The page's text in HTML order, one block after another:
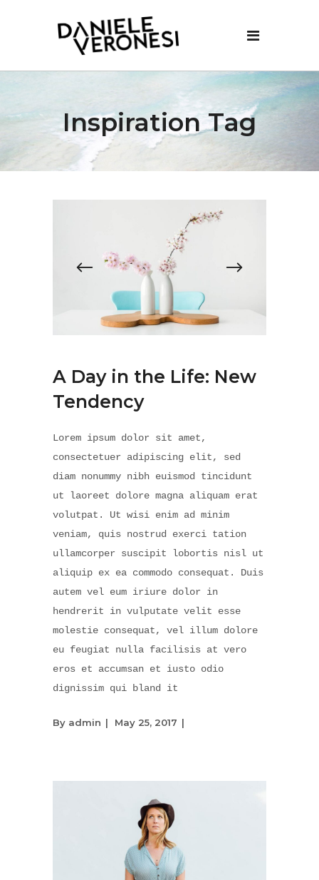
Inspiration Tag
A Day in the Life: New
Tendency
Lorem ipsum dolor sit amet,
consectetuer adipiscing elit, sed
diam nonummy nibh euismod tincidunt
ut laoreet dolore magna aliquam erat
volutpat. Ut wisi enim ad minim
veniam, quis nostrud exerci tation
ullamcorper suscipit lobortis nisl ut
aliquip ex ea commodo consequat. Duis
autem vel eum iriure dolor in
hendrerit in vulputate velit esse
molestie consequat, vel illum dolore
eu feugiat nulla facilisis at vero
eros et accumsan et iusto odio
dignissim qui bland it
By admin May 25, 2017